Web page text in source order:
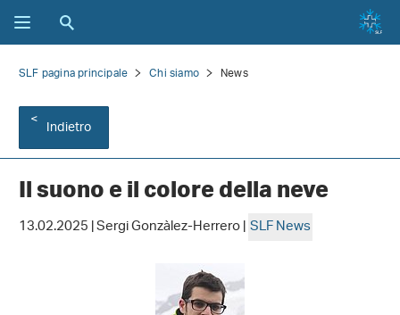
SLF pagina principale Chi siamo News
Indietro
Il suono e il colore della neve
13.02.2025 | Sergi Gonzàlez-Herrero |SLF News